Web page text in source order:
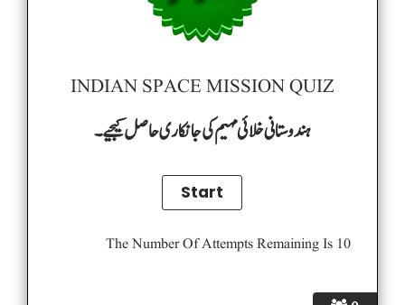
INDIAN SPACE MISSION QUIZ
ہندوستانی خلائی مہیم کی جانکاری حاصل کیجیے۔
The Number Of Attempts Remaining Is 10